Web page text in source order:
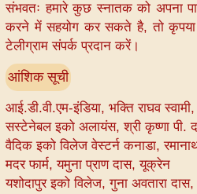
संभवतः हमारे कुछ स्नातक को अपना
करने में सहयोग कर सकते है, तो
टेलीग्राम संपर्क प्रदान करें।
आंशिक सूची
आई.डी.वी.एम-इंडिया, भक्ति राघव
सस्टेनेबल इको अलायंस, श्री कृष्णा पी.
वैदिक इको विलेज वेस्टर्न कनाडा,
मदर फार्म, यमुना प्राण दास, यूक्रेन
यशोदापुर इको विलेज, गुना अवतारा दास,